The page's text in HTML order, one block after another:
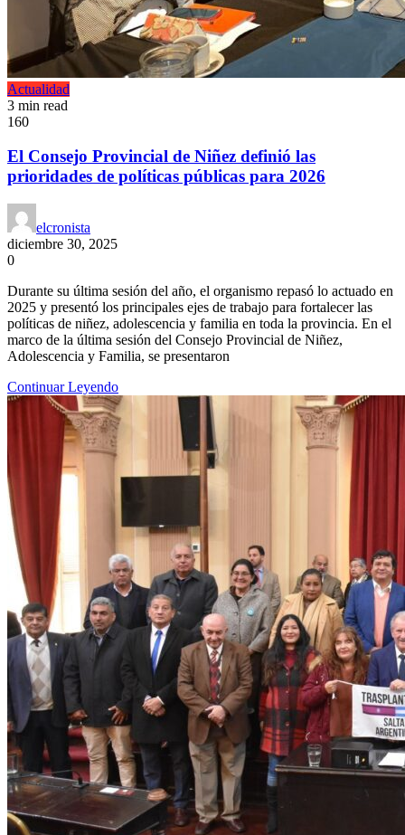
Actualidad
3 min read
160
El Consejo Provincial de Niñez definió las
prioridades de políticas públicas para 2026
elcronista
diciembre 30, 2025
0
Durante su última sesión del año, el organismo repasó lo actuado en
2025 y presentó los principales ejes de trabajo para fortalecer las
políticas de niñez, adolescencia y familia en toda la provincia. En el
marco de la última sesión del Consejo Provincial de Niñez,
Adolescencia y Familia, se presentaron
Continuar Leyendo